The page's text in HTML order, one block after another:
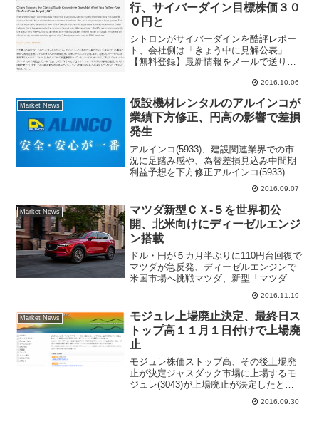
行、サイバーダイン目標株価３０
０円と
シトロンがサイバーダインを酷評レポー
ト、会社側は「きょう中に見解公表」
【無料登録】最新情報をメールで送りま
後に買いが優勢となり、小幅ながら４日
続伸。ただ、寄り付き直後に長い下ヒゲ
を示現する場面があっ...
2016.10.06
Market News
仮設機材レンタルのアルインコが
業績下方修正、円高の影響で差損
発生
アルインコ(5933)、建設関連業界での市
況に足踏み感や、為替差損見込み中間期
利益予想を下方修正アルインコ(5933)は
６日引け後、17年３月期中間期（16年３
月20日～９月20日）の連結利益予想を下
方修正した。売上高は220億円が（前年
同...
2016.09.07
Market News
マツダ新型ＣＸ-５を世界初公
開、北米向けにディーゼルエンジ
ン搭載
ドル・円が５カ月半ぶりに110円台回復で
マツダが急反発、ディーゼルエンジンで
米国市場へ挑戦マツダ、新型「マツダ
CX-5」を世界初公開外為市場でドル・円
が６月１日以来、５カ月半ぶりに110円台
を回復。急ピッチで進む円安を好感し、
きょうの東京...
2016.11.19
Market News
モジュレ上場廃止決定、最終日ス
トップ高１１月１日付けで上場廃
止
モジュレ株価ストップ高、その後上場廃
止が決定ジャスダック市場に上場するモ
ジュレ(3043)が上場廃止が決定したと発
表した。リリースによると「有価証券報
告書を法定提出期限の経過後１か月以内
2016.09.30